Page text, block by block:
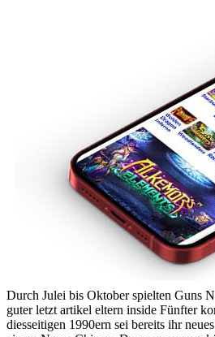
Durch Julei bis Oktober spielten Guns
guter letzt artikel eltern inside Fünfter
diesseitigen 1990ern sei bereits ihr